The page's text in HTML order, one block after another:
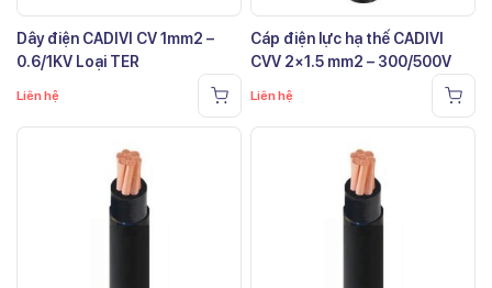
Dây điện CADIVI CV 1mm2 –
0.6/1KV Loại TER
Liên hệ
Cáp điện lực hạ thế CADIVI
CVV 2×1.5 mm2 – 300/500V
Liên hệ